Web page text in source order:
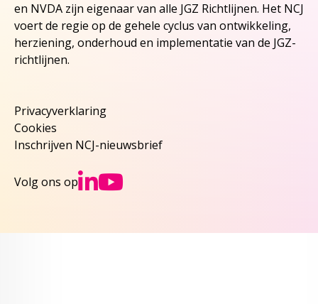
en NVDA zijn eigenaar van alle JGZ Richtlijnen. Het NCJ
voert de regie op de gehele cyclus van ontwikkeling,
herziening, onderhoud en implementatie van de JGZ-
richtlijnen.
Privacyverklaring
Cookies
Inschrijven NCJ-nieuwsbrief
Volg ons op Ga naar NCJs